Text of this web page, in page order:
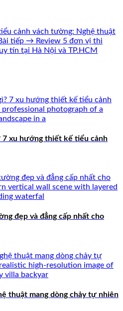
cảnh vách tường: Nghệ thuật
tiếp → Review 5 đơn vị thi
tín tại Hà Nội và TP.HCM
7 xu hướng thiết kế tiểu cảnh
đẹp và đẳng cấp nhất cho
thuật mang dòng chảy tự nhiên